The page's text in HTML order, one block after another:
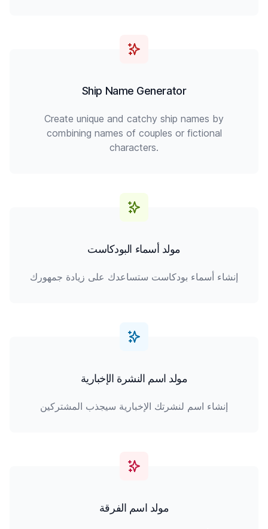
Ship Name Generator
Create unique and catchy ship names by
combining names of couples or fictional
characters.
مولد أسماء البودكاست
إنشاء أسماء بودكاست ستساعدك على زيادة جمهورك
مولد اسم النشرة الإخبارية
إنشاء اسم لنشرتك الإخبارية سيجذب المشتركين
مولد اسم الفرقة